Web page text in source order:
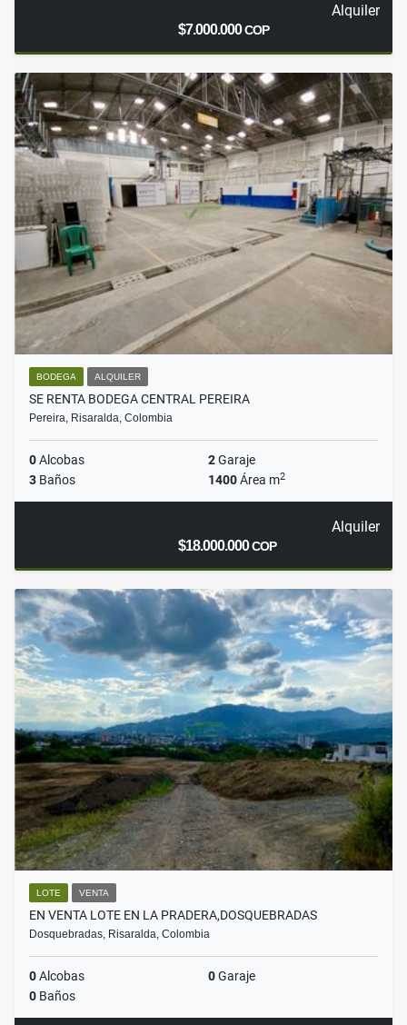
Alquiler
$7.000.000COP
BODEGA ALQUILER
SE RENTA BODEGA CENTRAL PEREIRA
Pereira, Risaralda, Colombia
0Alcobas 2Garaje
3 Baños 1400Área m2
Alquiler
$18.000.000COP
LOTE VENTA
EN VENTA LOTE EN LA PRADERA,DOSQUEBRADAS
Dosquebradas, Risaralda, Colombia
0Alcobas 0Garaje
0 Baños